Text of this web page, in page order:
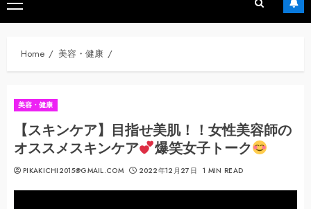
Primary
Menu
Home 美容・健康
美容・健康
【スキンケア】目指せ美肌！！女性美容師の
オススメスキンケア
爆笑女子トーク
PIKAKICHI2015@GMAIL.COM 2022年12月27日 1 MIN READ